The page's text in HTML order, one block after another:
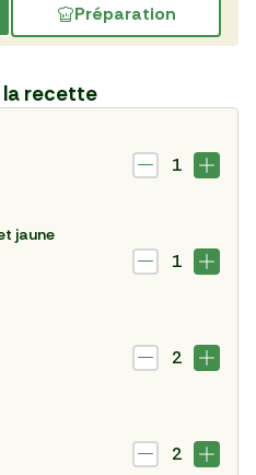
Préparation
recette
1
jaune
1
2
2